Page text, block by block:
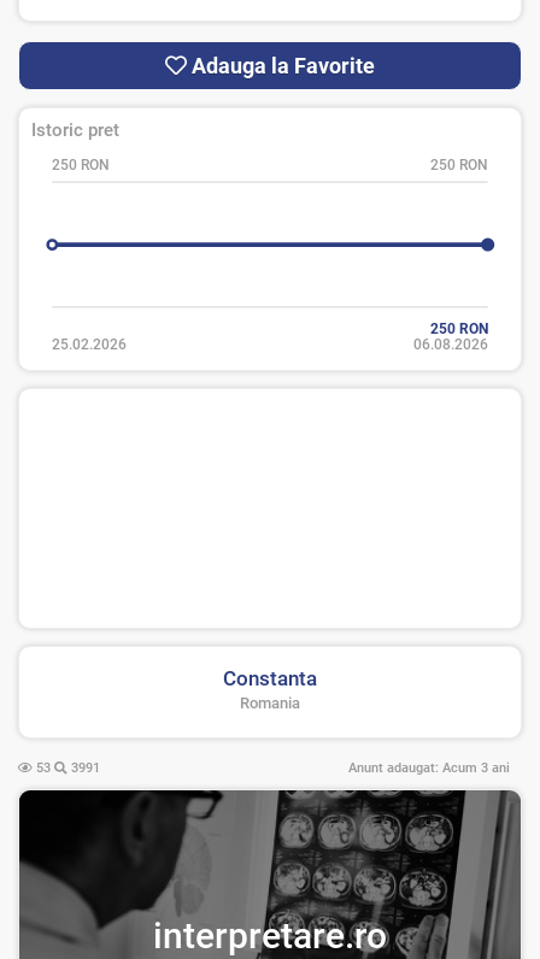
Adauga la Favorite
Istoric pret
250 RON 250 RON
250 RON
25.02.2026
06.08.2026
Constanta
Romania
53 3991 Anunt adaugat: Acum 3 ani
interpretare.ro